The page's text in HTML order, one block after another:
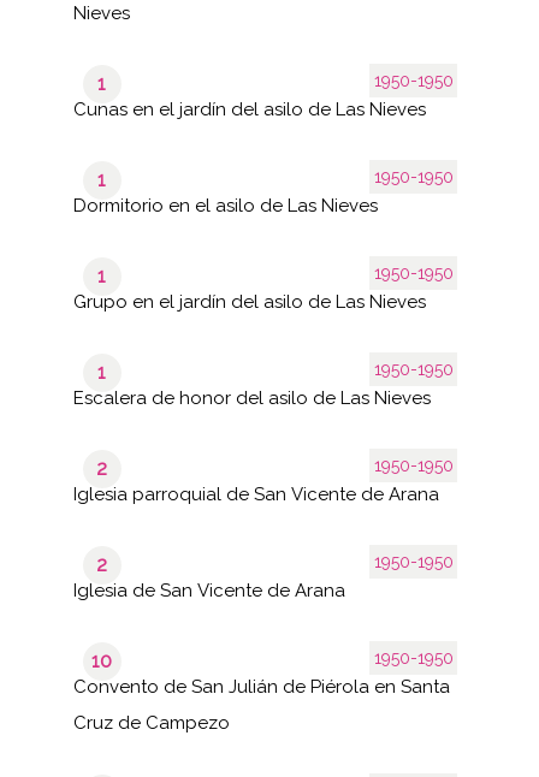
Nieves
1950-1950
1
Cunas en el jardín del asilo de Las Nieves
1950-1950
1
Dormitorio en el asilo de Las Nieves
1950-1950
1
Grupo en el jardín del asilo de Las Nieves
1950-1950
1
Escalera de honor del asilo de Las Nieves
1950-1950
2
Iglesia parroquial de San Vicente de Arana
1950-1950
2
Iglesia de San Vicente de Arana
1950-1950
10
Convento de San Julián de Piérola en Santa
Cruz de Campezo